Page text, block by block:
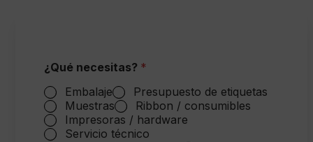
¿Qué necesitas? *
Embalaje
Presupuesto de etiquetas
Muestras
Ribbon / consumibles
Impresoras / hardware
Servicio técnico